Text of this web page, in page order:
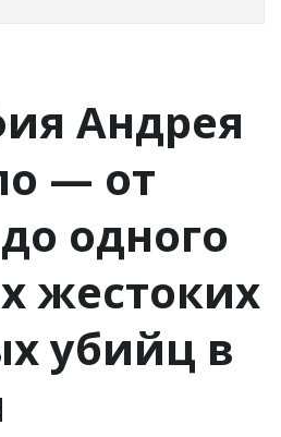
Андрея
— от
одного
жестоких
убийц в